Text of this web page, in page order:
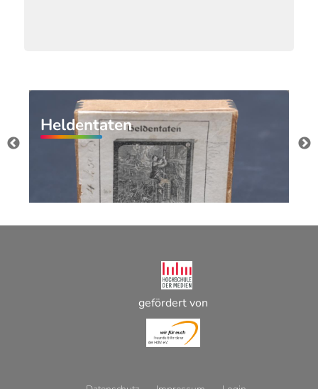
Heldentaten
gefördert von